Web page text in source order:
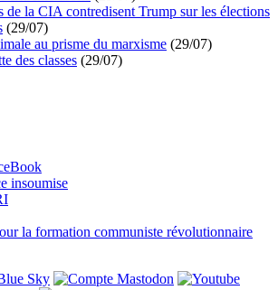
de la CIA contredisent Trump sur les élections
(29/07)
au prisme du marxisme (29/07)
des classes (29/07)
insoumise
la formation communiste révolutionnaire